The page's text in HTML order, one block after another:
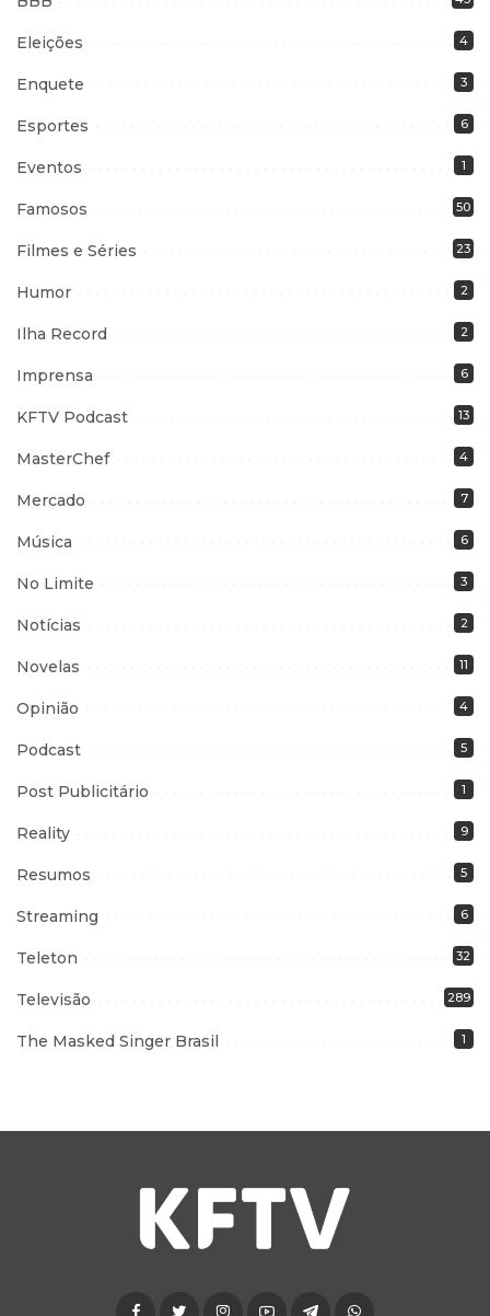
Eleições 4
Enquete 3
Esportes 6
Eventos 1
Famosos 50
Filmes e Séries 23
Humor 2
Ilha Record 2
Imprensa 6
KFTV Podcast 13
MasterChef 4
Mercado 7
Música 6
No Limite 3
Notícias 2
Novelas 11
Opinião 4
Podcast 5
Post Publicitário 1
Reality 9
Resumos 5
Streaming 6
Teleton 32
Televisão 289
The Masked Singer Brasil 1